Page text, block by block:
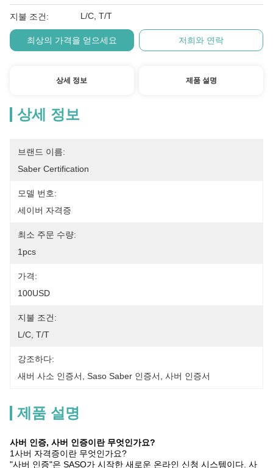
지불 조건: L/C, T/T
최상의 가격을 얻으세요 저희와 연락
상세 정보 제품 설명
상세 정보
브랜드 이름:
Saber Certification
모델 번호:
세이버 자격증
최소 주문 수량:
1pcs
가격:
100USD
지불 조건:
L/C, T/T
강조하다:
새버 사소 인증서
Saso Saber 인증서 사버 인증서
제품 설명
사버 인증, 사버 인증이란 무엇인가요?
1사버 자격증이란 무엇인가요?
"사버 인증"은 SASO가 시작한 새로운 온라인 신청 시스템이다. 사